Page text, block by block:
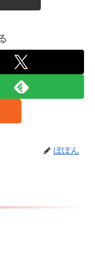
ぽぽん